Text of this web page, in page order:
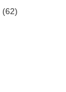
(62)